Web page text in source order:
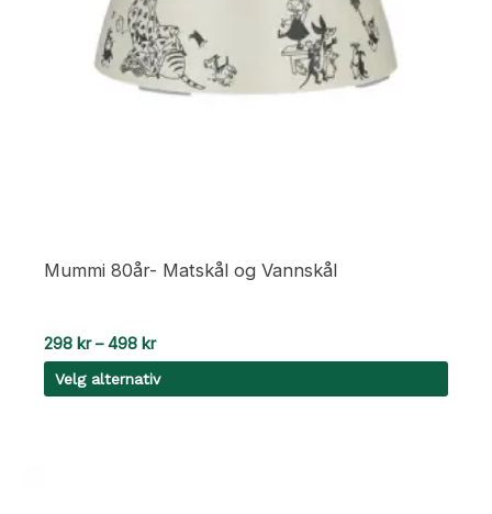
Mummi 80år- Matskål og Vannskål
298 kr – 498 krPrisområde:
298 kr
til
498 kr
Velg alternativ